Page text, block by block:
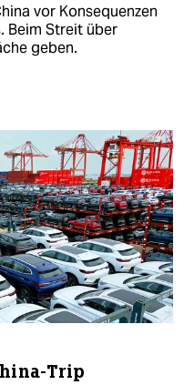
vor Konsequenzen
Beim Streit über
geben.
Trip